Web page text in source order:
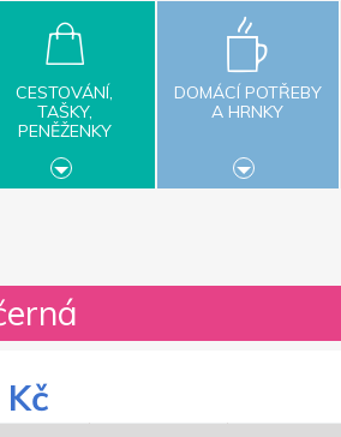
CESTOVÁNÍ,
TAŠKY,
PENĚŽENKY
DOMÁCÍ POTŘEBY
A HRNKY